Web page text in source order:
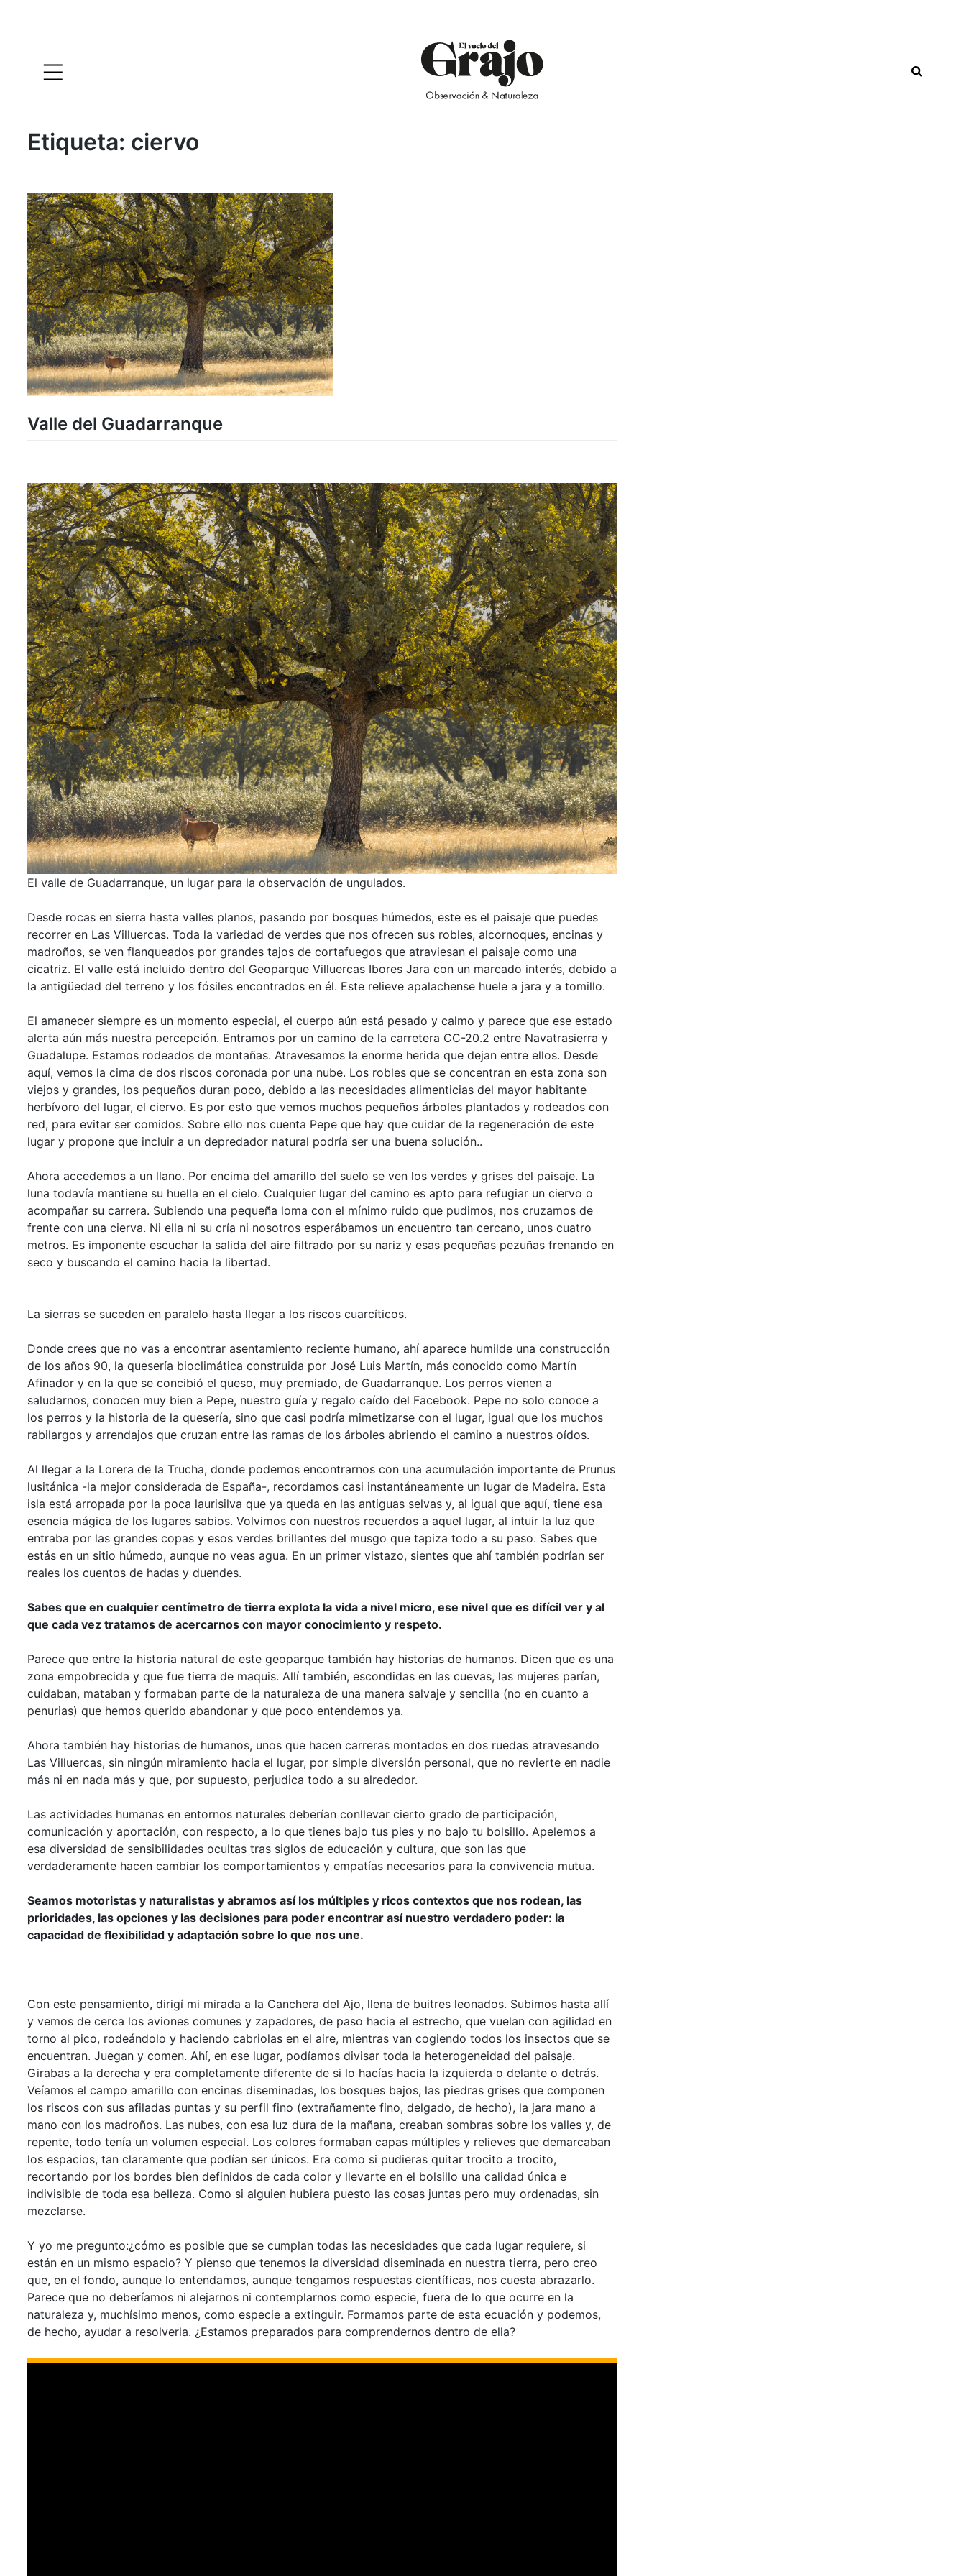
Etiqueta: ciervo
Valle del Guadarranque
El valle de Guadarranque, un lugar para la observación de ungulados.
Desde rocas en sierra hasta valles planos, pasando por bosques húmedos, este es el paisaje que puedes
recorrer en Las Villuercas. Toda la variedad de verdes que nos ofrecen sus robles, alcornoques, encinas y
madroños, se ven flanqueados por grandes tajos de cortafuegos que atraviesan el paisaje como una
cicatriz. El valle está incluido dentro del Geoparque Villuercas Ibores Jara con un marcado interés, debido a
la antigüedad del terreno y los fósiles encontrados en él. Este relieve apalachense huele a jara y a tomillo.
El amanecer siempre es un momento especial, el cuerpo aún está pesado y calmo y parece que ese estado
alerta aún más nuestra percepción. Entramos por un camino de la carretera CC-20.2 entre Navatrasierra y
Guadalupe. Estamos rodeados de montañas. Atravesamos la enorme herida que dejan entre ellos. Desde
aquí, vemos la cima de dos riscos coronada por una nube. Los robles que se concentran en esta zona son
viejos y grandes, los pequeños duran poco, debido a las necesidades alimenticias del mayor habitante
herbívoro del lugar, el ciervo. Es por esto que vemos muchos pequeños árboles plantados y rodeados con
red, para evitar ser comidos. Sobre ello nos cuenta Pepe que hay que cuidar de la regeneración de este
lugar y propone que incluir a un depredador natural podría ser una buena solución..
Ahora accedemos a un llano. Por encima del amarillo del suelo se ven los verdes y grises del paisaje. La
luna todavía mantiene su huella en el cielo. Cualquier lugar del camino es apto para refugiar un ciervo o
acompañar su carrera. Subiendo una pequeña loma con el mínimo ruido que pudimos, nos cruzamos de
frente con una cierva. Ni ella ni su cría ni nosotros esperábamos un encuentro tan cercano, unos cuatro
metros. Es imponente escuchar la salida del aire filtrado por su nariz y esas pequeñas pezuñas frenando en
seco y buscando el camino hacia la libertad.
La sierras se suceden en paralelo hasta llegar a los riscos cuarcíticos.
Donde crees que no vas a encontrar asentamiento reciente humano, ahí aparece humilde una construcción
de los años 90, la quesería bioclimática construida por José Luis Martín, más conocido como Martín
Afinador y en la que se concibió el queso, muy premiado, de Guadarranque. Los perros vienen a
saludarnos, conocen muy bien a Pepe, nuestro guía y regalo caído del Facebook. Pepe no solo conoce a
los perros y la historia de la quesería, sino que casi podría mimetizarse con el lugar, igual que los muchos
rabilargos y arrendajos que cruzan entre las ramas de los árboles abriendo el camino a nuestros oídos.
Al llegar a la Lorera de la Trucha, donde podemos encontrarnos con una acumulación importante de Prunus
lusitánica -la mejor considerada de España-, recordamos casi instantáneamente un lugar de Madeira. Esta
isla está arropada por la poca laurisilva que ya queda en las antiguas selvas y, al igual que aquí, tiene esa
esencia mágica de los lugares sabios. Volvimos con nuestros recuerdos a aquel lugar, al intuir la luz que
entraba por las grandes copas y esos verdes brillantes del musgo que tapiza todo a su paso. Sabes que
estás en un sitio húmedo, aunque no veas agua. En un primer vistazo, sientes que ahí también podrían ser
reales los cuentos de hadas y duendes.
Sabes que en cualquier centímetro de tierra explota la vida a nivel micro, ese nivel que es difícil ver y al
que cada vez tratamos de acercarnos con mayor conocimiento y respeto.
Parece que entre la historia natural de este geoparque también hay historias de humanos. Dicen que es una
zona empobrecida y que fue tierra de maquis. Allí también, escondidas en las cuevas, las mujeres parían,
cuidaban, mataban y formaban parte de la naturaleza de una manera salvaje y sencilla (no en cuanto a
penurias) que hemos querido abandonar y que poco entendemos ya.
Ahora también hay historias de humanos, unos que hacen carreras montados en dos ruedas atravesando
Las Villuercas, sin ningún miramiento hacia el lugar, por simple diversión personal, que no revierte en nadie
más ni en nada más y que, por supuesto, perjudica todo a su alrededor.
Las actividades humanas en entornos naturales deberían conllevar cierto grado de participación,
comunicación y aportación, con respecto, a lo que tienes bajo tus pies y no bajo tu bolsillo. Apelemos a
esa diversidad de sensibilidades ocultas tras siglos de educación y cultura, que son las que
verdaderamente hacen cambiar los comportamientos y empatías necesarios para la convivencia mutua.
Seamos motoristas y naturalistas y abramos así los múltiples y ricos contextos que nos rodean, las
prioridades, las opciones y las decisiones para poder encontrar así nuestro verdadero poder: la
capacidad de flexibilidad y adaptación sobre lo que nos une.
Con este pensamiento, dirigí mi mirada a la Canchera del Ajo, llena de buitres leonados. Subimos hasta allí
y vemos de cerca los aviones comunes y zapadores, de paso hacia el estrecho, que vuelan con agilidad en
torno al pico, rodeándolo y haciendo cabriolas en el aire, mientras van cogiendo todos los insectos que se
encuentran. Juegan y comen. Ahí, en ese lugar, podíamos divisar toda la heterogeneidad del paisaje.
Girabas a la derecha y era completamente diferente de si lo hacías hacia la izquierda o delante o detrás.
Veíamos el campo amarillo con encinas diseminadas, los bosques bajos, las piedras grises que componen
los riscos con sus afiladas puntas y su perfil fino (extrañamente fino, delgado, de hecho), la jara mano a
mano con los madroños. Las nubes, con esa luz dura de la mañana, creaban sombras sobre los valles y, de
repente, todo tenía un volumen especial. Los colores formaban capas múltiples y relieves que demarcaban
los espacios, tan claramente que podían ser únicos. Era como si pudieras quitar trocito a trocito,
recortando por los bordes bien definidos de cada color y llevarte en el bolsillo una calidad única e
indivisible de toda esa belleza. Como si alguien hubiera puesto las cosas juntas pero muy ordenadas, sin
mezclarse.
Y yo me pregunto:¿cómo es posible que se cumplan todas las necesidades que cada lugar requiere, si
están en un mismo espacio? Y pienso que tenemos la diversidad diseminada en nuestra tierra, pero creo
que, en el fondo, aunque lo entendamos, aunque tengamos respuestas científicas, nos cuesta abrazarlo.
Parece que no deberíamos ni alejarnos ni contemplarnos como especie, fuera de lo que ocurre en la
naturaleza y, muchísimo menos, como especie a extinguir. Formamos parte de esta ecuación y podemos,
de hecho, ayudar a resolverla. ¿Estamos preparados para comprendernos dentro de ella?